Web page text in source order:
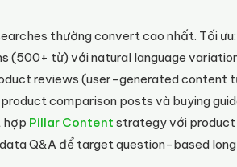
thường convert cao nhất. Tối
(500+ từ) với natural language
reviews (user-generated content
comparison posts và buying
hợp Pillar Content strategy với product
Q&A để target question-based